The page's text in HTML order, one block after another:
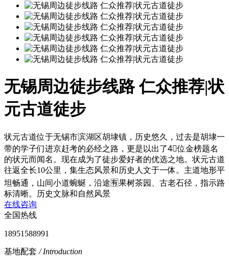
无锡周边徒步线路 仁众推荐|状
元古道徒步
状元古道位于无锡市滨湖区胡埭镇，历史悠久，过去是胡埭一
带的学子们进京赶考的必经之路，更是以出了4⃣️位金榜题名
的状元而闻名。现在成为了徒步爱好者的优选之地。状元古道
往返全长10公里，集生态风景和历史人文于一体。主道地形平
坦畅通，山间小道蜿蜒，沿途🈶️果树茶园、古老石径，指示路
标清晰。历史文脉和自然风景
在线咨询
全国热线
18951588991
基地配套 / Introduction